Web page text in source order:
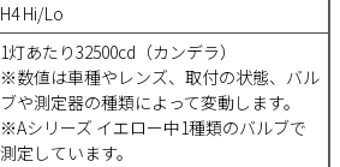
H4 Hi/Lo
1灯あたり32500cd（カンデラ）
※数値は車種やレンズ、取付の状態、バル
ブや測定器の種類によって変動します。
※Aシリーズ イエロー中1種類のバルブで
測定しています。